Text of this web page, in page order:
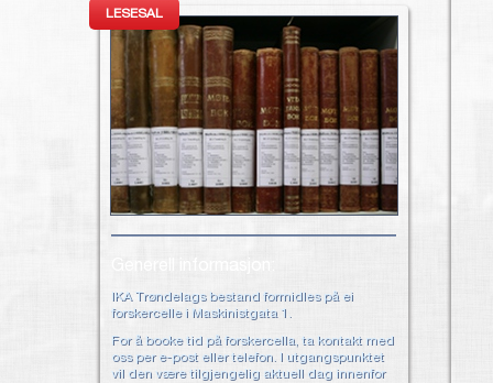
LESESAL
IKA Trøndelags bestand formidles på ei
forskercelle i Maskinistgata 1.
For å booke tid på forskercella, ta kontakt med
oss per e-post eller telefon. I utgangspunktet
vil den være tilgjengelig aktuell dag innenfor